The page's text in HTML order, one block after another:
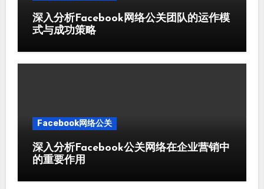
深入分析Facebook网络公关团队的运作模
式与成功策略
Facebook网络公关
深入分析Facebook公关网络在企业营销中
的重要作用